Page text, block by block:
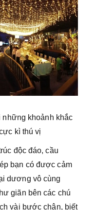
những khoảnh khắc
kì thú vị
độc đáo, cầu
bạn có được cảm
dương vô cùng
giãn bên các chú
vài bước chân, biết